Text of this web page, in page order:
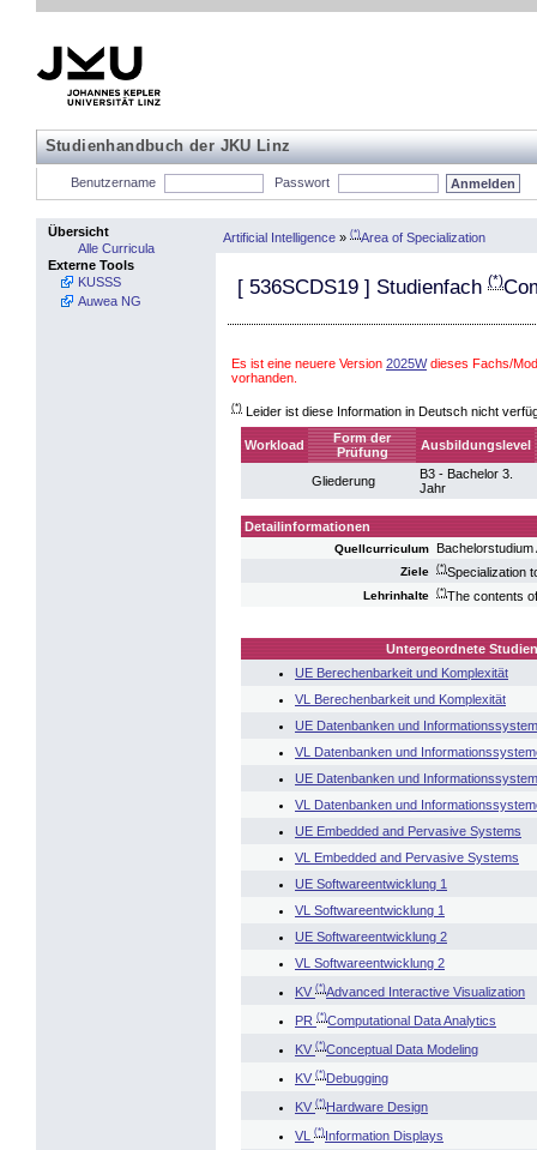
Studienhandbuch der JKU Linz
Benutzername Passwort
Übersicht
Alle Curricula
Externe Tools
KUSSS
Auwea NG
Artificial Intelligence » (*)Area of Specialization
[ 536SCDS19 ] Studienfach (*)
Es ist eine neuere Version 2025Wdieses Fachs/
vorhanden.
(*) Leider ist diese Information in Deutsch nicht
Workload
Form der
Prüfung
Ausbildungslevel
Gliederung
B3 - Bachelor 3.
Jahr
Detailinformationen
Quellcurriculum Bachelorstudium
Ziele (*)Specialization
Lehrinhalte (*)The contents
Untergeordnete
UE Berechenbarkeit und Komplexität
VL Berechenbarkeit und Komplexität
UE Datenbanken und
VL Datenbanken und
UE Datenbanken und
VL Datenbanken und
UE Embedded and Pervasive Systems
VL Embedded and Pervasive Systems
UE Softwareentwicklung 1
VL Softwareentwicklung 1
UE Softwareentwicklung 2
VL Softwareentwicklung 2
KV (*)Advanced Interactive Visualization
PR (*)Computational Data Analytics
KV (*)Conceptual Data Modeling
KV (*)Debugging
KV (*)Hardware Design
VL
(*)Information Displays